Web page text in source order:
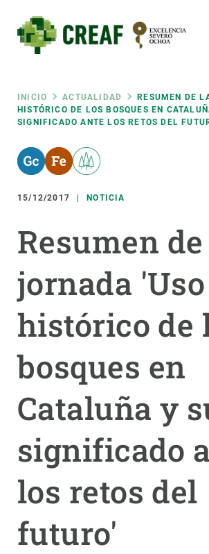
contenido
principal
Ruta
de
navegación
INICIO ACTUALIDAD
RESUMEN DE
HISTÓRICO DE LOS BOSQUES EN
SIGNIFICADO ANTE LOS RETOS DEL
15/12/2017 NOTICIA
Resumen
jornada 'Uso
histórico de
bosques en
Cataluña y
significado
los retos del
futuro'
RRSS
Featured
responsive
Responsive
menu
INVESTIGACIÓN
CIENCIA EN ACCIÓN
NOTICIAS Y AGENDA